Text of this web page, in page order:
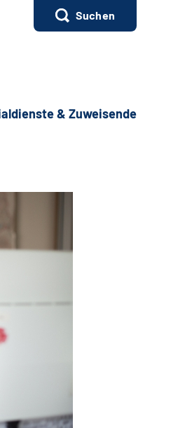
Suchen
& Zuweisende